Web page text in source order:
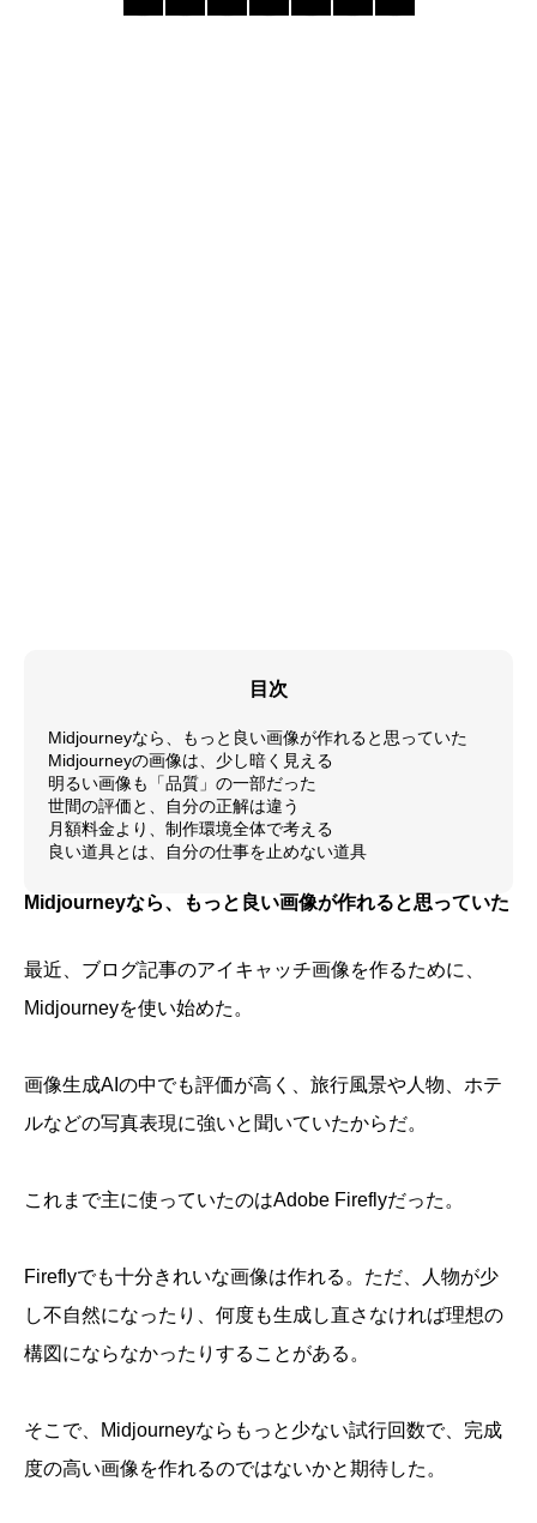
目次
Midjourneyなら、もっと良い画像が作れると思っていた
Midjourneyの画像は、少し暗く見える
明るい画像も「品質」の一部だった
世間の評価と、自分の正解は違う
月額料金より、制作環境全体で考える
良い道具とは、自分の仕事を止めない道具
Midjourneyなら、もっと良い画像が作れると思っていた
最近、ブログ記事のアイキャッチ画像を作るために、
Midjourneyを使い始めた。
画像生成AIの中でも評価が高く、旅行風景や人物、ホテ
ルなどの写真表現に強いと聞いていたからだ。
これまで主に使っていたのはAdobe Fireflyだった。
Fireflyでも十分きれいな画像は作れる。ただ、人物が少
し不自然になったり、何度も生成し直さなければ理想の
構図にならなかったりすることがある。
そこで、Midjourneyならもっと少ない試行回数で、完成
度の高い画像を作れるのではないかと期待した。